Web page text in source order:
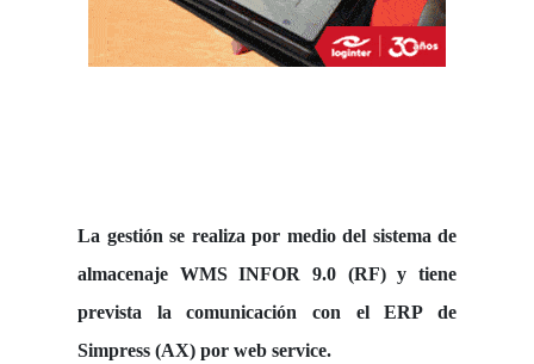
La gestión se realiza por medio del sistema de
almacenaje WMS INFOR 9.0 (RF) y tiene
prevista la comunicación con el ERP de
Simpress (AX) por web service.